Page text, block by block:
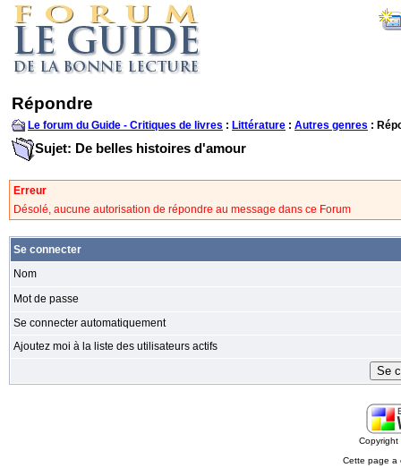
Répondre
Le forum du Guide - Critiques de livres : Littérature : Autres genres :
Sujet: De belles histoires d'amour
Erreur
Désolé, aucune autorisation de répondre au message dans ce Forum
Se connecter
Nom
Mot de passe
Se connecter automatiquement
Ajoutez moi à la liste des utilisateurs actifs
Cette page a